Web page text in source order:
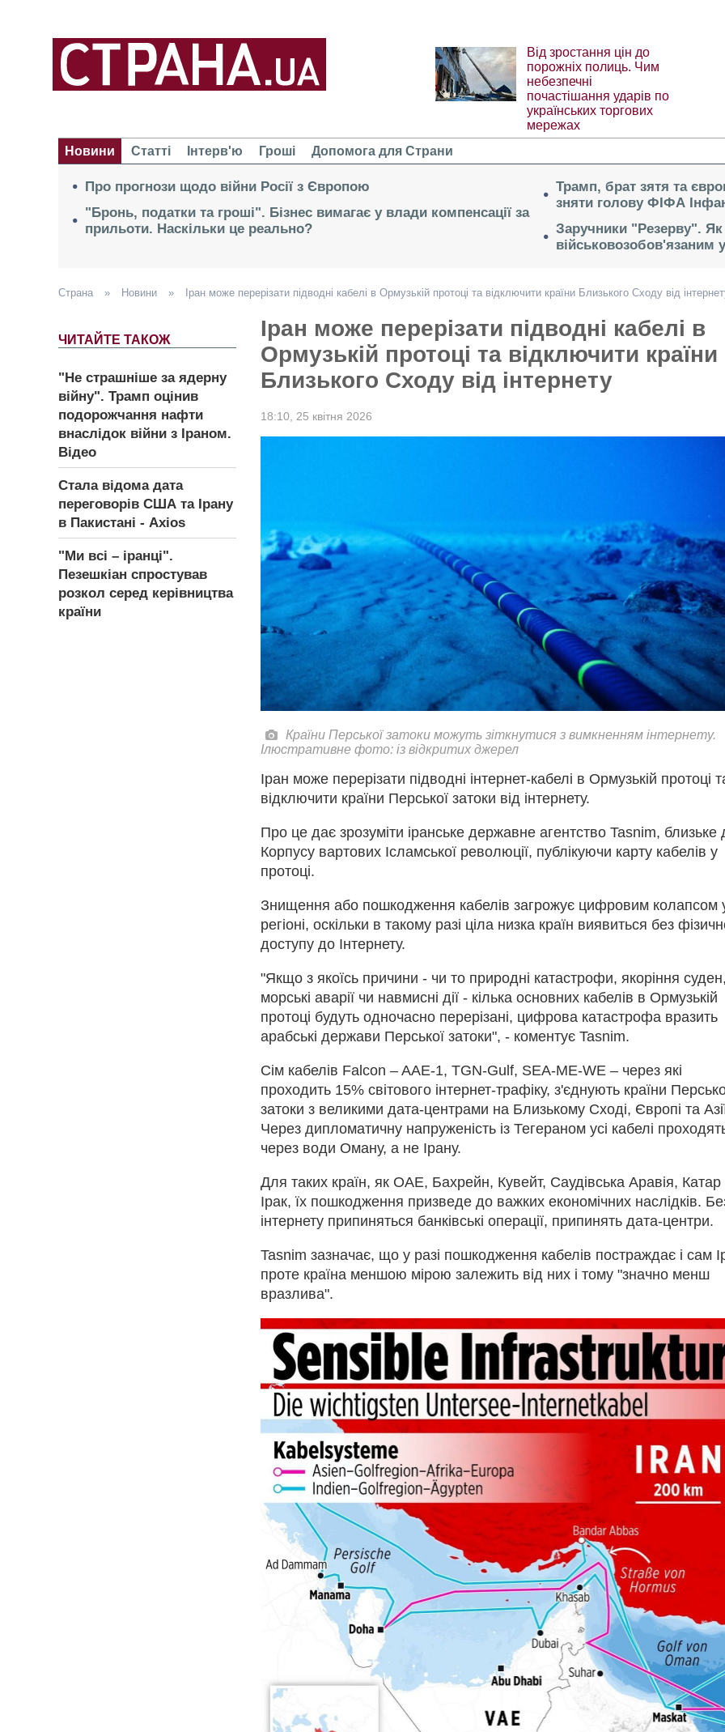
Від зростання цін до
порожніх полиць. Чим
небезпечні
почастішання ударів по
українських торгових
мережах
Новини
Статті Інтерв'ю Гроші Допомога для Страни
Про прогнози щодо війни Росії з Європою
"Бронь, податки та гроші". Бізнес вимагає у влади компенсації за
прильоти. Наскільки це реально?
Трамп, брат зятя та
зняти голову ФІФА
Заручники "Резерву".
військовозобов'язаним
Страна » Новини » Іран може перерізати підводні кабелі в Ормузькій протоці та відключити країни Близького Сходу від
ЧИТАЙТЕ ТАКОЖ
"Не страшніше за ядерну
війну". Трамп оцінив
подорожчання нафти
внаслідок війни з Іраном.
Відео
Стала відома дата
переговорів США та Ірану
в Пакистані - Axios
"Ми всі – іранці".
Пезешкіан спростував
розкол серед керівництва
країни
Іран може перерізати підводні кабелі в
Ормузькій протоці та відключити країни
Близького Сходу від інтернету
18:10, 25 квітня 2026
Країни Перської затоки можуть зіткнутися з вимкненням інтернету.
Ілюстративне фото: із відкритих джерел
Іран може перерізати підводні інтернет-кабелі в Ормузькій протоці
відключити країни Перської затоки від інтернету.
Про це дає зрозуміти іранське державне агентство Tasnim, близьке
Корпусу вартових Ісламської революції, публікуючи карту кабелів у
протоці.
Знищення або пошкодження кабелів загрожує цифровим колапсом
регіоні, оскільки в такому разі ціла низка країн виявиться без
доступу до Інтернету.
"Якщо з якоїсь причини - чи то природні катастрофи, якоріння
морські аварії чи навмисні дії - кілька основних кабелів в Ормузькій
протоці будуть одночасно перерізані, цифрова катастрофа вразить
арабські держави Перської затоки", - коментує Tasnim.
Сім кабелів Falcon – AAE-1, TGN-Gulf, SEA-ME-WE – через які
проходить 15% світового інтернет-трафіку, з'єднують країни
затоки з великими дата-центрами на Близькому Сході, Європі та
Через дипломатичну напруженість із Тегераном усі кабелі
через води Оману, а не Ірану.
Для таких країн, як ОАЕ, Бахрейн, Кувейт, Саудівська Аравія, Катар
Ірак, їх пошкодження призведе до важких економічних наслідків.
інтернету припиняться банківські операції, припинять дата-центри.
Tasnim зазначає, що у разі пошкодження кабелів постраждає і сам
проте країна меншою мірою залежить від них і тому "значно менш
вразлива".